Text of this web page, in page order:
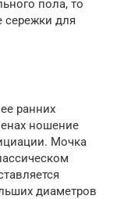
пола, то
сережки для
ранних
ношение
Мочка
диаметров